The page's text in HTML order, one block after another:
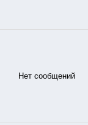
Нет сообщений